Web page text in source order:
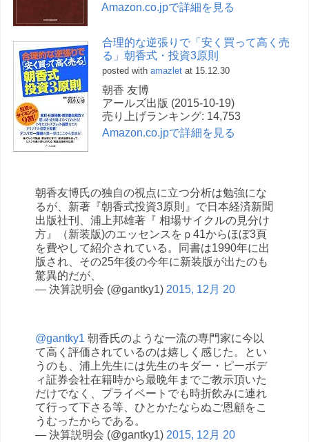
Amazon.co.jpで詳細を見る
合理的な逆張りで「安く買って高く売
る」朝香式・投資3原則
posted with amazlet at 15.12.30
朝香 友博
アールズ出版 (2015-10-19)
売り上げランキング: 14,753
Amazon.co.jpで詳細を見る
朝香友博氏の独自の視点に立つ分析は勉強にな
るが、新著『朝香式投資3原則』で日本経済新聞
出版社刊、浦上邦雄著『 相場サイクルの見分け
方』（新装版)のエッセンスをｐ41からほぼ3頁
を費やして紹介されている。同書は1990年に出
版され、その25年後の今年に新装版が出たのも
驚異的だが、
— 決算説明会 (@gantky1) 2015, 12月 20
@gantky1 朝香氏のような一流の専門家に今以
て高く評価されているのは嬉しく感じた。とい
うのも、浦上先生には先生のキダー・ピーボデ
ィ証券会社在籍時から最晩年までご教示頂いた
だけでなく、プライベートでも時折飲みに連れ
て行って下さる等、ひとかたならぬご恩顧をこ
うむったからである。
— 決算説明会 (@gantky1) 2015, 12月 20